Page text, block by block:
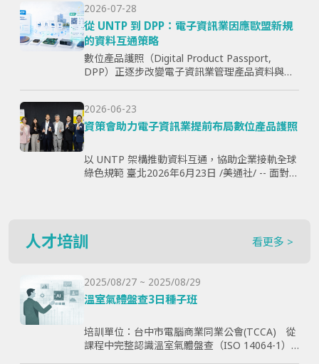
成果交流活動」，7月15日於...
2026-07-28
從 UNTP 到 DPP：電子資訊業因應歐盟新規
的資料互通策略
數位產品護照（Digital Product Passport,
DPP）正逐步改變電子資訊業管理產品資料與供
購、製...
2026-06-23
資策會助力電子資訊業提前布局數位產品護照
以 UNTP 架構推動資料互通，協助企業接軌全球
綠色規範 臺北2026年6月23日 /美通社/ -- 面對歐
人才培訓 看更多 >
2025/08/27 ~ 2025/08/29
溫室氣體盤查3日種子班
培訓單位：台中市電腦商業同業公會(TCCA) 從
課程中完整認識溫室氣體盤查（ISO 14064-1）